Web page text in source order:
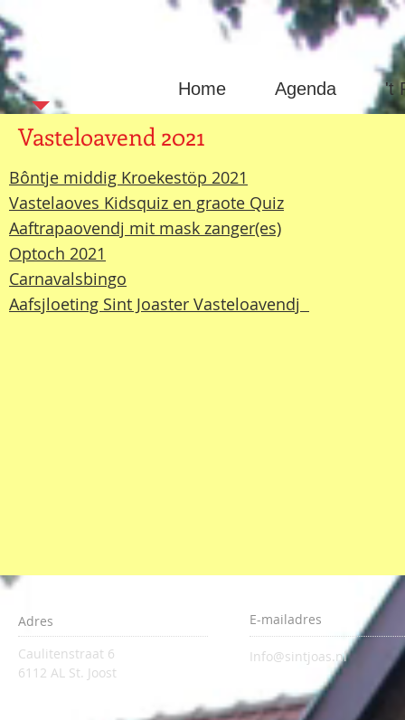
Home Agenda 't
Vasteloavend 2021
Bôntje middig Kroekestöp 2021
Vastelaoves Kidsquiz en graote Quiz
Aaftrapaovendj mit mask zanger(es)
Optoch 2021
Carnavalsbingo
Aafsjloeting Sint Joaster Vasteloavendj
Adres
Caulitenstraat 6
6112 AL St. Joost
E-mailadres
Info@sintjoas.nl